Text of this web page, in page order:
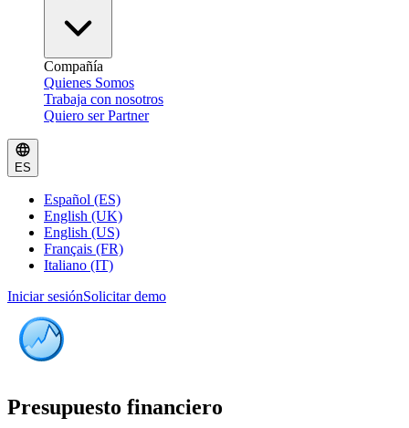
Compañía
Quienes Somos
Trabaja con nosotros
Quiero ser Partner
ES
Español (ES)
English (UK)
English (US)
Français (FR)
Italiano (IT)
Iniciar sesiónSolicitar demo
Presupuesto financiero